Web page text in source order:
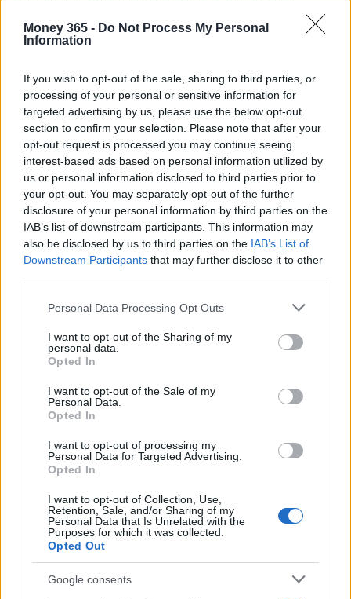
Money 365 - Do Not Process My Personal
Information
If you wish to opt-out of the sale, sharing to third parties, or
processing of your personal or sensitive information for
targeted advertising by us, please use the below opt-out
section to confirm your selection. Please note that after your
opt-out request is processed you may continue seeing
interest-based ads based on personal information utilized by
us or personal information disclosed to third parties prior to
your opt-out. You may separately opt-out of the further
disclosure of your personal information by third parties on the
IAB’s list of downstream participants. This information may
also be disclosed by us to third parties on the IAB’s List of
Downstream Participants that may further disclose it to other
Please note that this website/app uses one or more Google
not limited to your visit or usage behaviour. You may click to
grant or deny consent to Google and its third-party tags to
use your data for below specified purposes in below Google
consent section.
Personal Data Processing Opt Outs
I want to opt-out of the Sharing of my
personal data.
Opted In
I want to opt-out of the Sale of my
Personal Data.
Opted In
I want to opt-out of processing my
Personal Data for Targeted Advertising.
Opted In
I want to opt-out of Collection, Use,
Retention, Sale, and/or Sharing of my
Personal Data that Is Unrelated with the
Purposes for which it was collected.
Opted Out
Google consents
sensibilità del mercato contabile e la copertura di
flussi liquidi.
AUTORE
Susanna Riva
Susanna Riva osserva Bologna dalla finestra
dell’Archivio di Stato dove una volta ha
passato una settimana a consultare faldoni
sulle cooperative cittadine: quel documento
segnò la scelta editoriale di approfondire
responsabilità istituzionali. Tiene linea critica
nella redazione, amante del caffè lungo e del
taccuino sempre pieno.